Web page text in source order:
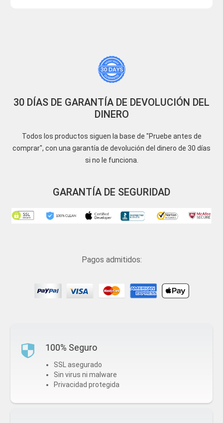
30 DÍAS DE GARANTÍA DE DEVOLUCIÓN DEL
DINERO
Todos los productos siguen la base de "Pruebe antes de
comprar", con una garantía de devolución del dinero de 30 días
si no le funciona.
GARANTÍA DE SEGURIDAD
Pagos admitidos:
100% Seguro
SSL asegurado
Sin virus ni malware
Privacidad protegida